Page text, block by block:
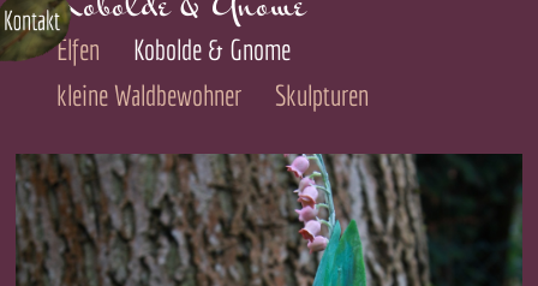
Elfen
Kobolde & Gnome
kleine Waldbewohner
Skulpturen